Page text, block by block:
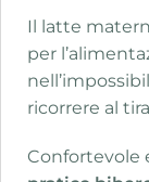
Il latte
per
ricorrere al
Confortevole